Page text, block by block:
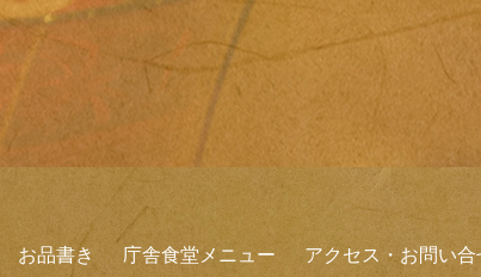
お品書き 庁舎食堂メニュー アクセス・お問い合